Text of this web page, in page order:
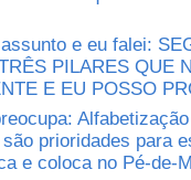
e eu falei:
PILARES QUE
E EU POSSO
prioridades para
e coloca no Pé-de-